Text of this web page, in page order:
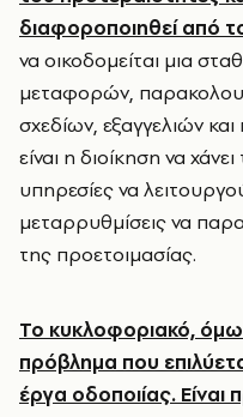
διαφοροποιηθεί από
να οικοδομείται μια
μεταφορών,
σχεδίων, εξαγγελιών
είναι η διοίκηση να
υπηρεσίες να
μεταρρυθμίσεις να
της προετοιμασίας.
Το κυκλοφοριακό,
πρόβλημα που
έργα οδοποιίας. Είναι